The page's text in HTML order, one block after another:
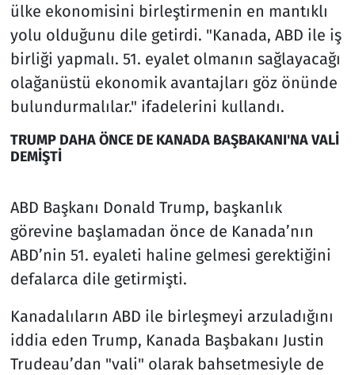
ülke ekonomisini birleştirmenin en mantıklı
yolu olduğunu dile getirdi. "Kanada, ABD ile iş
birliği yapmalı. 51. eyalet olmanın sağlayacağı
olağanüstü ekonomik avantajları göz önünde
bulundurmalılar." ifadelerini kullandı.
TRUMP DAHA ÖNCE DE KANADA BAŞBAKANI'NA VALİ
DEMİŞTİ
ABD Başkanı Donald Trump, başkanlık
görevine başlamadan önce de Kanada’nın
ABD’nin 51. eyaleti haline gelmesi gerektiğini
defalarca dile getirmişti.
Kanadalıların ABD ile birleşmeyi arzuladığını
iddia eden Trump, Kanada Başbakanı Justin
Trudeau’dan "vali" olarak bahsetmesiyle de